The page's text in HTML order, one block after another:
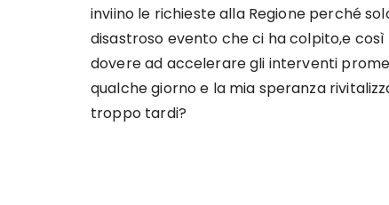
inviino le richieste alla Regione perché
disastroso evento che ci ha colpito,e
dovere ad accelerare gli interventi
qualche giorno e la mia speranza
troppo tardi?